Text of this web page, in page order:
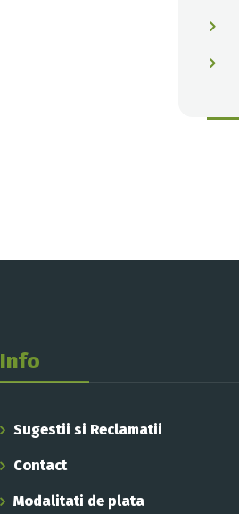
Info
Sugestii si Reclamatii
Contact
Modalitati de plata